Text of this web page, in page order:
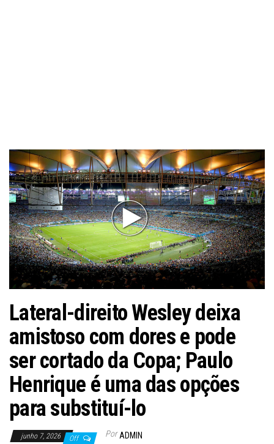
Lateral-direito Wesley deixa
amistoso com dores e pode
ser cortado da Copa; Paulo
Henrique é uma das opções
para substituí-lo
junho 7, 2026 Off Por ADMIN